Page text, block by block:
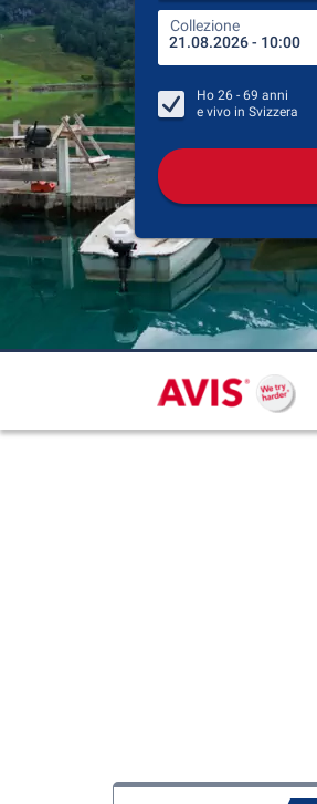
Collezione
Ho 26 - 69 anni
e vivo in Svizzera